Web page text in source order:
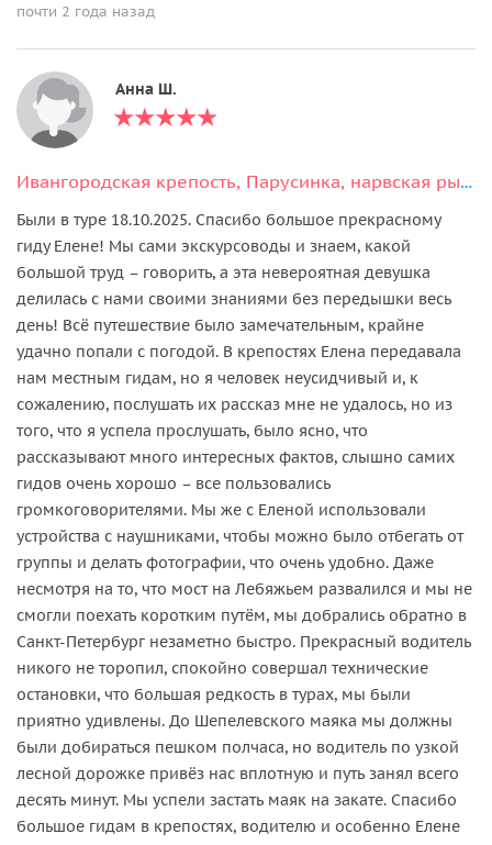
почти 2 года назад
Анна Ш.
Ивангородская крепость, Парусинка, нарвская рыба и Шепелёвский маяк
Были в туре 18.10.2025. Спасибо большое прекрасному
гиду Елене! Мы сами экскурсоводы и знаем, какой
большой труд – говорить, а эта невероятная девушка
делилась с нами своими знаниями без передышки весь
день! Всё путешествие было замечательным, крайне
удачно попали с погодой. В крепостях Елена передавала
нам местным гидам, но я человек неусидчивый и, к
сожалению, послушать их рассказ мне не удалось, но из
того, что я успела прослушать, было ясно, что
рассказывают много интересных фактов, слышно самих
гидов очень хорошо – все пользовались
громкоговорителями. Мы же с Еленой использовали
устройства с наушниками, чтобы можно было отбегать от
группы и делать фотографии, что очень удобно. Даже
несмотря на то, что мост на Лебяжьем развалился и мы не
смогли поехать коротким путём, мы добрались обратно в
Санкт-Петербург незаметно быстро. Прекрасный водитель
никого не торопил, спокойно совершал технические
остановки, что большая редкость в турах, мы были
приятно удивлены. До Шепелевского маяка мы должны
были добираться пешком полчаса, но водитель по узкой
лесной дорожке привёз нас вплотную и путь занял всего
десять минут. Мы успели застать маяк на закате. Спасибо
большое гидам в крепостях, водителю и особенно Елене